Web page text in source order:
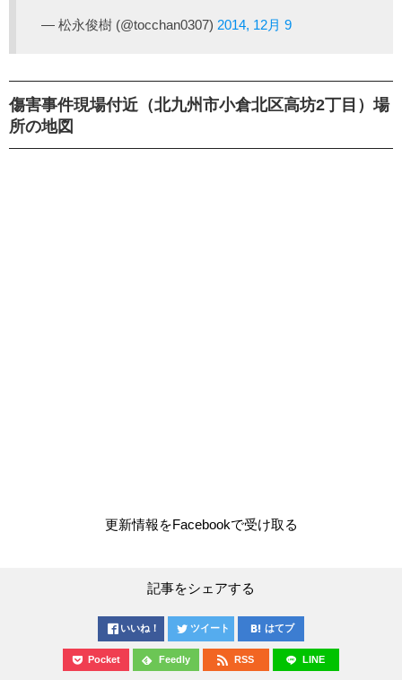
— 松永俊樹 (@tocchan0307) 2014, 12月 9
傷害事件現場付近（北九州市小倉北区高坊2丁目）場
所の地図
更新情報をFacebookで受け取る
記事をシェアする
いいね！ ツイート はてブ
Pocket Feedly RSS LINE